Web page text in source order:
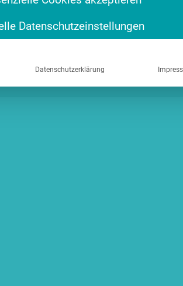
Datenschutzeinstellungen
Datenschutzerklärung